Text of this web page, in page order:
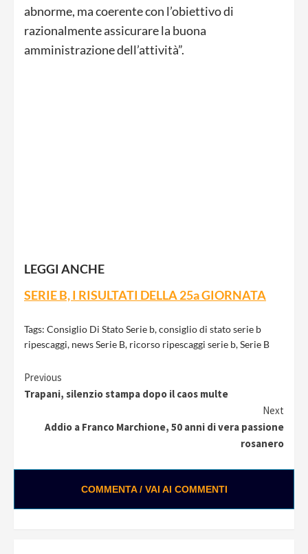
abnorme, ma coerente con l’obiettivo di
razionalmente assicurare la buona
amministrazione dell’attività”.
LEGGI ANCHE
SERIE B, I RISULTATI DELLA 25a GIORNATA
Tags: Consiglio Di Stato Serie b,consiglio di stato serie b
ripescaggi, news Serie B, ricorso ripescaggi serie b,Serie B
Continue
Reading
Previous
Trapani, silenzio stampa dopo il caos multe
Next
Addio a Franco Marchione, 50 anni di vera passione
rosanero
COMMENTA / VAI AI COMMENTI